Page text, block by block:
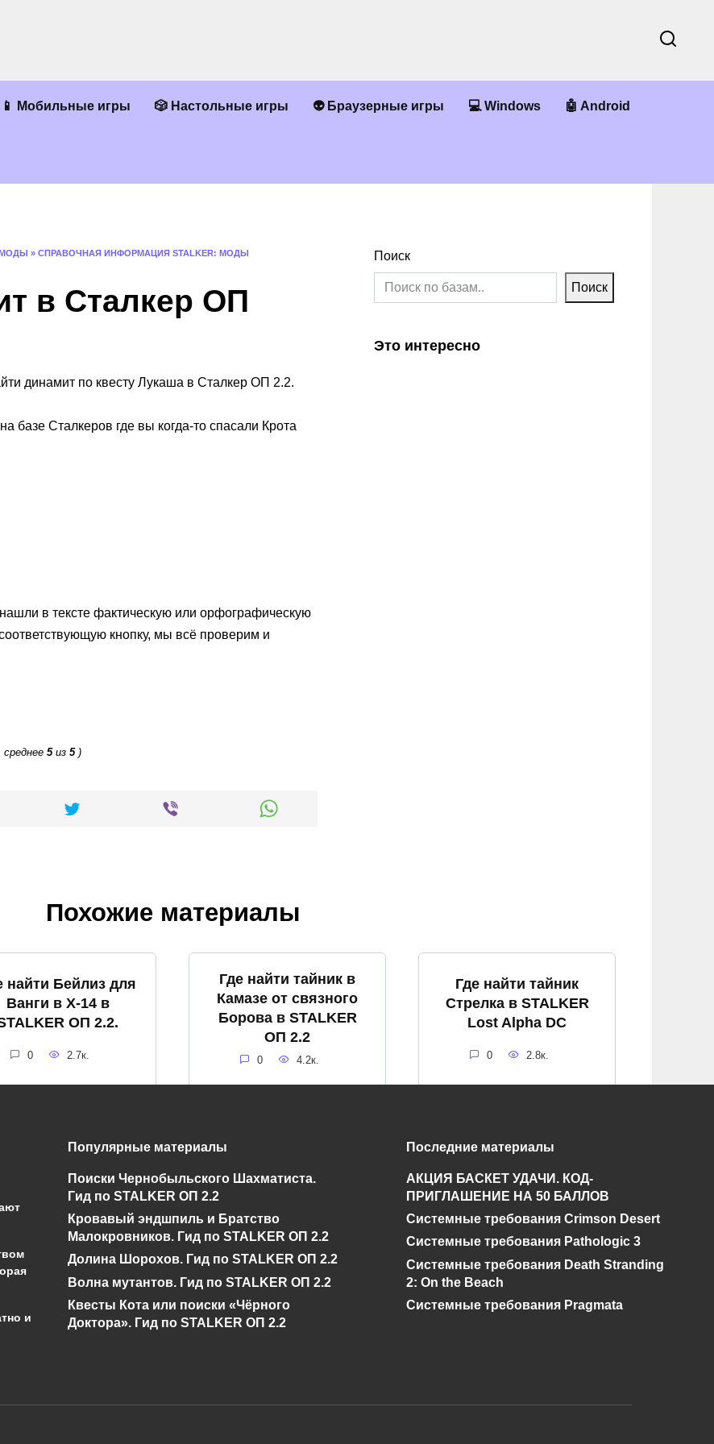
📱 Мобильные игры 🎲 Настольные игры 👽 Браузерные игры 💻 Windows 🤖 Android
МОДЫ » СПРАВОЧНАЯ ИНФОРМАЦИЯ STALKER: МОДЫ
в Сталкер ОП
динамит по квесту Лукаша в Сталкер ОП 2.2.
базе Сталкеров где вы когда-то спасали Крота
в тексте фактическую или орфографическую
кнопку, мы всё проверим и
5из 5)
Поиск
Поиск
Это интересно
Похожие материалы
найти Бейлиз для
Ванги в X-14 в
ОП 2.2.
0 2.7к.
Где найти тайник в
Камазе от связного
Борова в STALKER
ОП 2.2
0 4.2к.
Где найти тайник
Стрелка в STALKER
Lost Alpha DC
0 2.8к.
Нет диалога про
у Креста в
Сталкер ОП 2.2
5.2к.
STALKER ОП 2.2 +
0
Поиски
Шахматиста. Гид по
STALKER ОП 2.2
0 92.5к.
и
Популярные материалы
Поиски Чернобыльского Шахматиста.
Гид по STALKER ОП 2.2
Кровавый эндшпиль и Братство
Малокровников. Гид по STALKER ОП 2.2
Долина Шорохов. Гид по STALKER ОП 2.2
Волна мутантов. Гид по STALKER ОП 2.2
Квесты Кота или поиски «Чёрного
Доктора». Гид по STALKER ОП 2.2
Последние материалы
АКЦИЯ БАСКЕТ УДАЧИ. КОД-
ПРИГЛАШЕНИЕ НА 50 БАЛЛОВ
Системные требования Crimson Desert
Системные требования Pathologic 3
Системные требования Death Stranding
2: On the Beach
Системные требования Pragmata